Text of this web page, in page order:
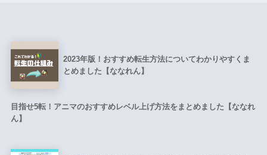
2023年版！おすすめ転生方法についてわかりやすくま
とめました【ななれん】
目指せ5転！アニマのおすすめレベル上げ方法をまとめました【ななれ
ん】